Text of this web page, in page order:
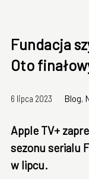
Fundacja
Oto
6 lipca 2023 Blog,
Apple TV+
sezonu serialu
w lipcu.